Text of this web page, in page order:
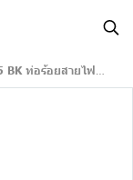
อยสายไฟฟ้า PVC ขนาด 25 มม. สีดำ UPC